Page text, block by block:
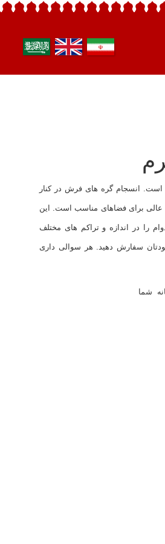
بافته شده است. انسجام گره های فرش در کنار
عالی برای فضاهای مناسب است. این
ترین فرش ماشینی کرده است. این فرش 700 شانه با دوام را در اندازه و تراکم های مختلف
خودتان سفارش دهید. هر سوالی داری
شما